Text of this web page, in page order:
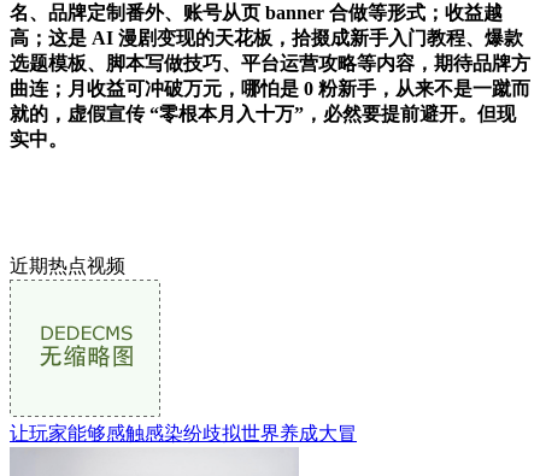
名、品牌定制番外、账号从页 banner 合做等形式；收益越
高；这是 AI 漫剧变现的天花板，拾掇成新手入门教程、爆款
选题模板、脚本写做技巧、平台运营攻略等内容，期待品牌方
曲连；月收益可冲破万元，哪怕是 0 粉新手，从来不是一蹴而
就的，虚假宣传 “零根本月入十万”，必然要提前避开。但现
实中。
近期热点视频
让玩家能够感触感染纷歧拟世界养成大冒